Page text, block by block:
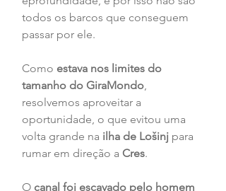
todos os barcos que conseguem
passar por ele.
Como estava nos limites do
tamanho do GiraMondo,
resolvemos aproveitar a
oportunidade, o que evitou uma
volta grande na ilha de Lošinj para
rumar em direção a Cres.
O canal foi escavado pelo homem